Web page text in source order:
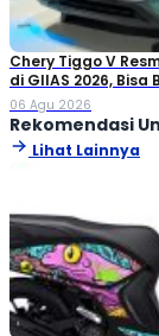
Chery Tiggo V
di GIIAS 2026, Bisa
Double Cabin
06 Agu 2026
Rekomendasi
Lihat Lainnya